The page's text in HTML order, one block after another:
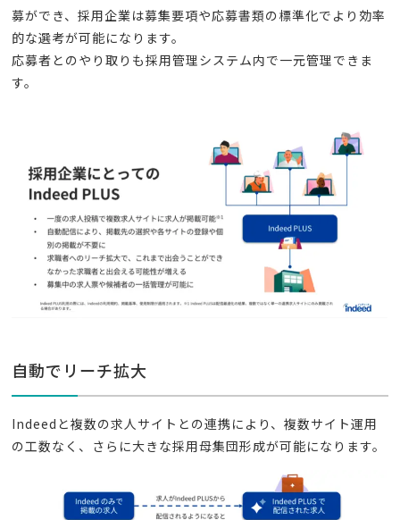
募ができ、採用企業は募集要項や応募書類の標準化でより効率
的な選考が可能になります。
応募者とのやり取りも採用管理システム内で一元管理できま
す。
自動でリーチ拡大
Indeedと複数の求人サイトとの連携により、複数サイト運用
の工数なく、さらに大きな採用母集団形成が可能になります。